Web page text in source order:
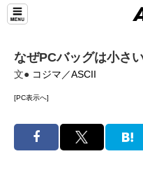
なぜPCバッグは小さ
文● コジマ／ASCII
[PC表示へ]